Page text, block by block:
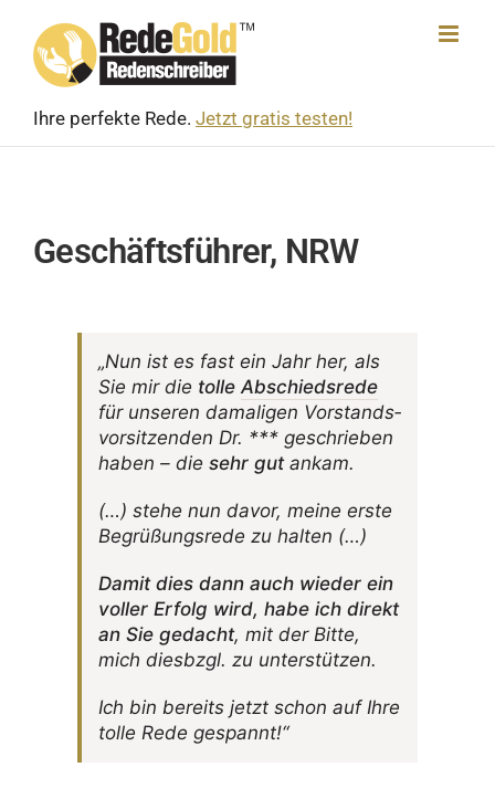
content
Ihre perfekte Rede. Jetzt gratis testen!
Geschäftsführer, NRW
„Nun ist es fast ein Jahr her, als
Sie mir die tolleAbschieds­rede
für unseren dama­ligen Vorstands­
vor­sit­zenden Dr. *** geschrieben
haben – die sehr gutankam.
(…) stehe nun davor, meine erste
Begrü­ßungs­rede zu halten (…)
Damit dies dann auch wieder ein
voller Erfolg wird, habe ich direkt
an Sie gedacht, mit der Bitte,
mich dies­bzgl. zu unterstützen.
Ich bin bereits jetzt schon auf Ihre
tolle Rede gespannt!“